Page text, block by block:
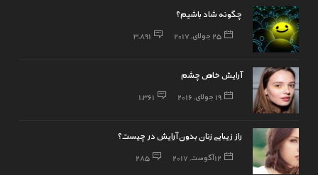
چگونه شاد باشیم؟
25 جولای, 2017 3,891
آرایش خاص چشم
19 جولای, 2016 1,361
راز زیبایی زنان بدون آرایش در چیست؟
12 آگوست, 2017 285